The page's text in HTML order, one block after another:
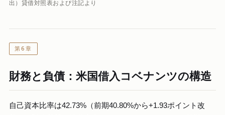
出）貸借対照表および注記より
第6章
財務と負債：米国借入コベナンツの構造
自己資本比率は42.73%（前期40.80%から+1.93ポイント改